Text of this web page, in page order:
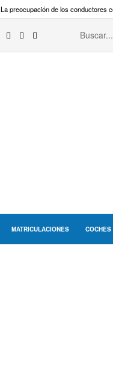
La preocupación de los conductores
MATRICULACIONES